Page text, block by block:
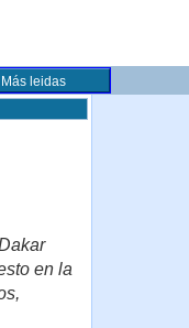
Más leidas
en la